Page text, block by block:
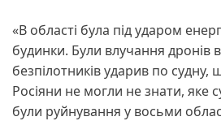
«В області була під ударом
будинки. Були влучання дронів
безпілотників ударив по
Росіяни не могли не знати, яке
були руйнування у восьми